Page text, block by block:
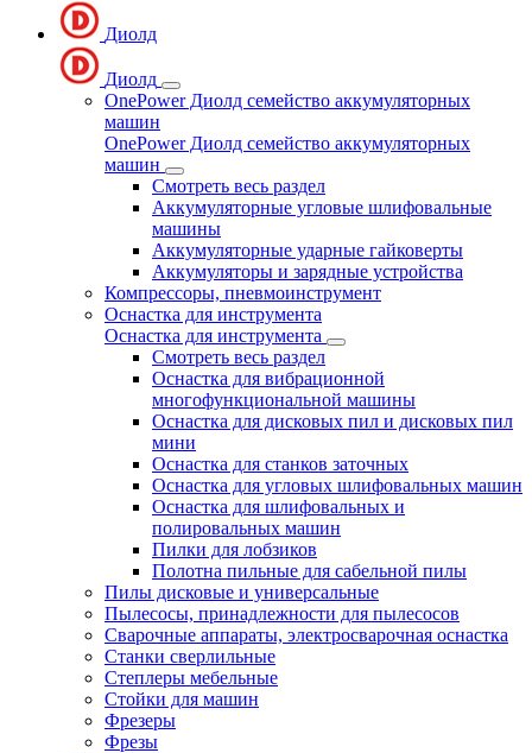
Диолд
Диолд
OnePower Диолд семейство аккумуляторных
машин
OnePower Диолд семейство аккумуляторных
машин
Смотреть весь раздел
Аккумуляторные угловые шлифовальные
машины
Аккумуляторные ударные гайковерты
Аккумуляторы и зарядные устройства
Компрессоры, пневмоинструмент
Оснастка для инструмента
Оснастка для инструмента
Смотреть весь раздел
Оснастка для вибрационной
многофункциональной машины
Оснастка для дисковых пил и дисковых пил
мини
Оснастка для станков заточных
Оснастка для угловых шлифовальных машин
Оснастка для шлифовальных и
полировальных машин
Пилки для лобзиков
Полотна пильные для сабельной пилы
Пилы дисковые и универсальные
Пылесосы, принадлежности для пылесосов
Сварочные аппараты, электросварочная оснастка
Станки сверлильные
Степлеры мебельные
Стойки для машин
Фрезеры
Фрезы